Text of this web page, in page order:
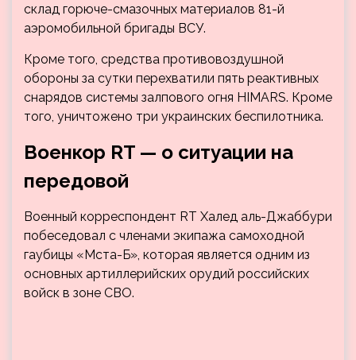
склад горюче-смазочных материалов 81-й
аэромобильной бригады ВСУ.
Кроме того, средства противовоздушной
обороны за сутки перехватили пять реактивных
снарядов системы залпового огня HIMARS. Кроме
того, уничтожено три украинских беспилотника.
Военкор RT — о ситуации на
передовой
Военный корреспондент RT Халед аль-Джаббури
побеседовал с членами экипажа самоходной
гаубицы «Мста-Б», которая является одним из
основных артиллерийских орудий российских
войск в зоне СВО.